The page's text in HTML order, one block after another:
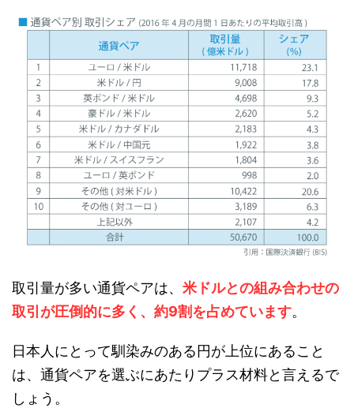
取引量が多い通貨ペアは、 米ドルとの組み合わせの
取引が圧倒的に多く、約9割を占めています。
日本人にとって馴染みのある円が上位にあること
は、通貨ペアを選ぶにあたりプラス材料と言えるで
しょう。